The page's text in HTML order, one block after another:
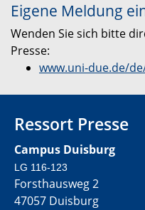
Eigene Meldung
Wenden Sie sich bitte
Presse:
www.uni-due.de/
Ressort Presse
Campus Duisburg
LG 116-123
Forsthausweg 2
47057 Duisburg